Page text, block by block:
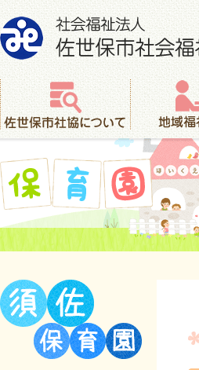
社会福祉法人 佐世保市社会福祉協議会
佐世保市社協について
地域福祉活動